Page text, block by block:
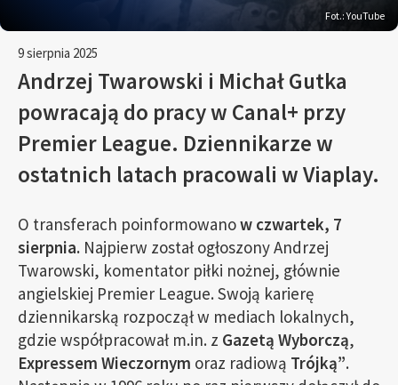
Fot.: YouTube
9 sierpnia 2025
Andrzej Twarowski i Michał Gutka
powracają do pracy w Canal+ przy
Premier League. Dziennikarze w
ostatnich latach pracowali w Viaplay.
O transferach poinformowanow czwartek, 7
sierpnia. Najpierw został ogłoszony Andrzej
Twarowski, komentator piłki nożnej, głównie
angielskiej Premier League. Swoją karierę
dziennikarską rozpoczął w mediach lokalnych,
gdzie współpracował m.in. z Gazetą Wyborczą,
Expressem Wieczornym oraz radiową Trójką”.